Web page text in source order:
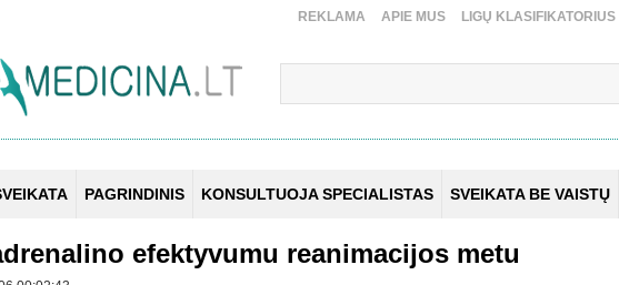
REKLAMA APIE MUS LIGŲ KLASIFIKATORIUS
PAGRINDINIS KONSULTUOJA SPECIALISTAS SVEIKATA BE VAISTŲ
efektyvumu reanimacijos metu